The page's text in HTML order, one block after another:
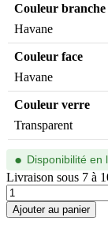
Couleur branche
Havane
Couleur face
Havane
Couleur verre
Transparent
● Disponibilité en
Livraison sous 7 à
quantité
de
BB0482O-
Ajouter au panier